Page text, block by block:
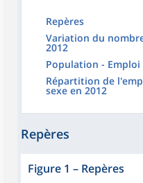
Repères
Variation du
2012
Population - Emploi
Répartition de
sexe en 2012
Repères
Figure 1 – Repères